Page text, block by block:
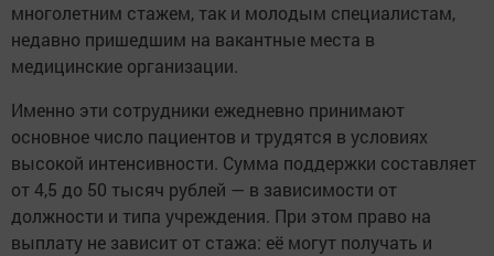
многолетним стажем, так и молодым специалистам,
недавно пришедшим на вакантные места в
медицинские организации.
Именно эти сотрудники ежедневно принимают
основное число пациентов и трудятся в условиях
высокой интенсивности. Сумма поддержки составляет
от 4,5 до 50 тысяч рублей — в зависимости от
должности и типа учреждения. При этом право на
выплату не зависит от стажа: её могут получать и